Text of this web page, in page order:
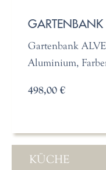
Gartenbank
Aluminium,
498,00 €
KÜCHE